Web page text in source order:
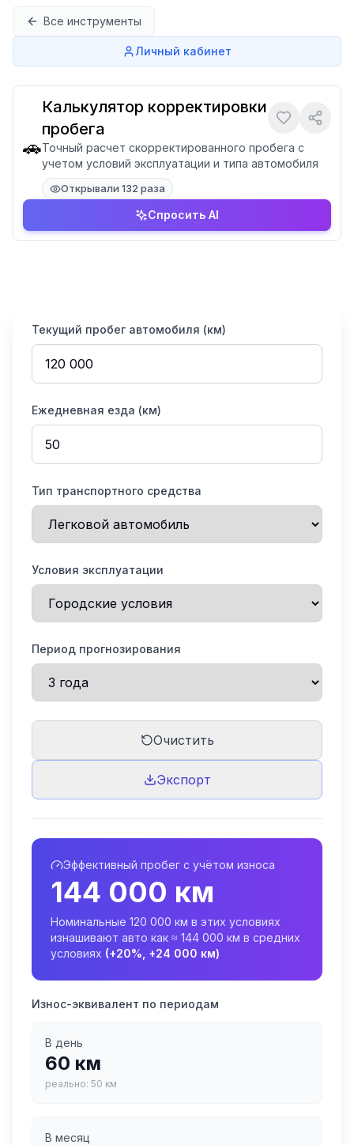
Все инструменты
Личный кабинет
🚗
Калькулятор корректировки
пробега
Точный расчет скорректированного пробега с
учетом условий эксплуатации и типа автомобиля
Открывали 132 раза
Спросить AI
Текущий пробег автомобиля (км)
Ежедневная езда (км)
Тип транспортного средства
Условия эксплуатации
Период прогнозирования
Очистить
Экспорт
Эффективный пробег с учётом износа
144 000 км
Номинальные 120 000 км в этих условиях
изнашивают авто как ≈ 144 000 км в средних
условиях (+20%, +24 000 км)
Износ-эквивалент по периодам
В день
60 км
реально: 50 км
В месяц